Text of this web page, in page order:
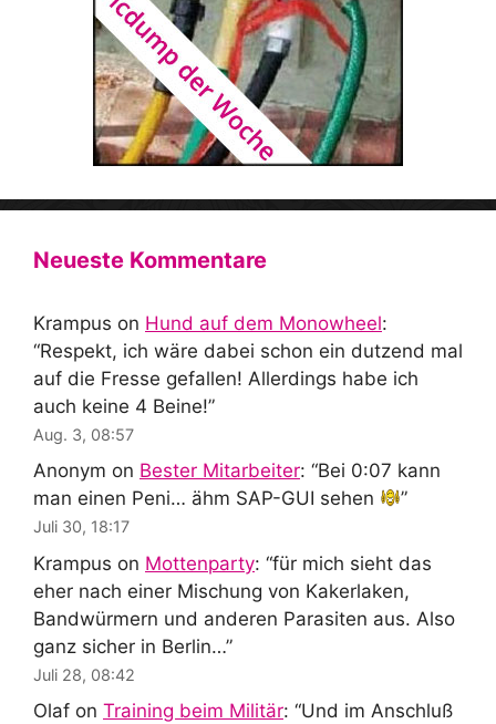
Neueste Kommentare
Krampus on Hund auf dem Monowheel:
“Respekt, ich wäre dabei schon ein dutzend mal
auf die Fresse gefallen! Allerdings habe ich
auch keine 4 Beine!”
Aug. 3, 08:57
Anonym on Bester Mitarbeiter: “Bei 0:07 kann
man einen Peni… ähm SAP-GUI sehen
”
Juli 30, 18:17
Krampus on Mottenparty: “für mich sieht das
eher nach einer Mischung von Kakerlaken,
Bandwürmern und anderen Parasiten aus. Also
ganz sicher in Berlin…”
Juli 28, 08:42
Olaf on Training beim Militär: “Und im Anschluß